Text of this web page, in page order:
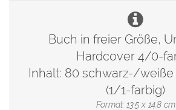
Buch in freier Größe,
Hardcover 4/0-
Inhalt: 80 schwarz-/
(1/1-farbig)
Format: 13.5 x 14.8 cm